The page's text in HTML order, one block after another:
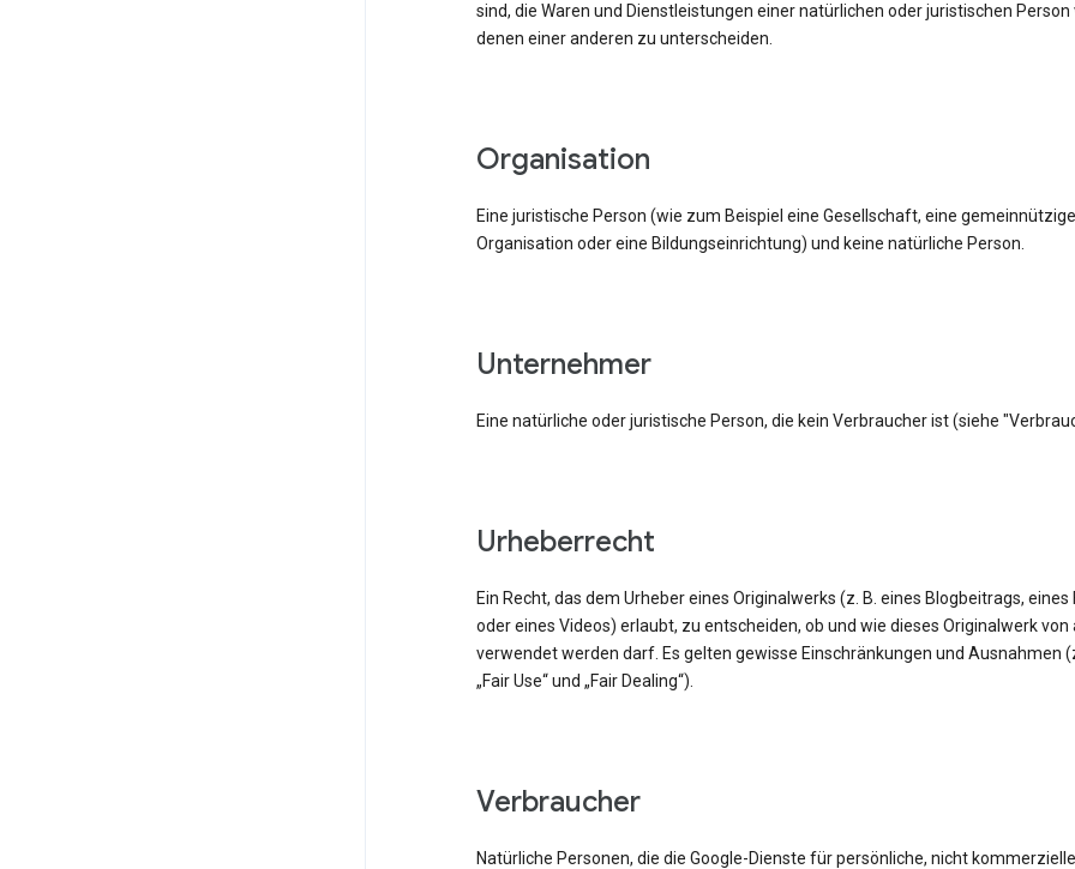
sind, die Waren und Dienstleistungen einer natürlichen oder juristischen Person
denen einer anderen zu unterscheiden.
Organisation
Eine juristische Person (wie zum Beispiel eine Gesellschaft, eine gemeinnützige
Organisation oder eine Bildungseinrichtung) und keine natürliche Person.
Unternehmer
Eine natürliche oder juristische Person, die kein Verbraucher ist (siehe
Urheberrecht
Ein Recht, das dem Urheber eines Originalwerks (z. B. eines Blogbeitrags, eines
oder eines Videos) erlaubt, zu entscheiden, ob und wie dieses Originalwerk von
verwendet werden darf. Es gelten gewisse Einschränkungen und Ausnahmen
„Fair Use“ und „Fair Dealing“).
Verbraucher
Natürliche Personen, die die Google-Dienste für persönliche, nicht kommerzielle